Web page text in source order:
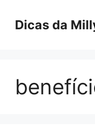
contentDicas da